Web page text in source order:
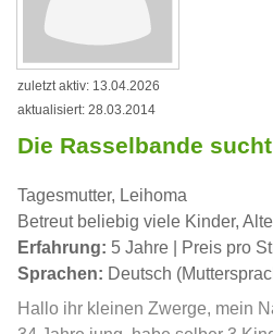
zuletzt aktiv: 13.04.2026
aktualisiert: 28.03.2014
Die Rasselbande
Tagesmutter, Leihoma
Betreut beliebig viele Kinder,
Erfahrung: 5 Jahre | Preis pro
Sprachen: Deutsch
Hallo ihr kleinen Zwerge, mein